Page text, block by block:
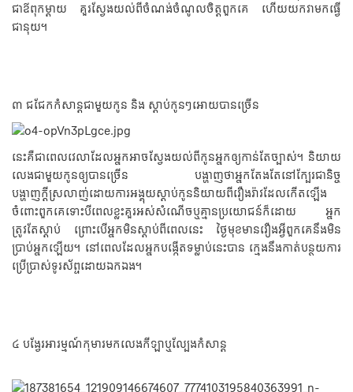
ជាឪពុកម្តាយ គួរស្វែងយល់ពីចំណង់ចំណូលចិត្តពួកគេ ហើយយកវាមកធ្វើ
ជានុយ។
៣ ជជែកកំសាន្តជាមួយកូន និង ស្ដាប់កូនៗអោយបានច្រើន
នេះគឺជាពេលវេលាដែលអ្នកអាចស្វែងយល់ពីកូនអ្នកឲ្យកាន់តែច្បាស់។ និយាយ
លេងជាមួយកូនឲ្យបានច្រើន បង្ហាញថាអ្នកតែងតែនៅក្បែរជានិច្ច
បង្ហាញក្តីស្រលាញ់ដោយការអង្គុយស្តាប់កូននិយាយពីរឿងរ៉ាវដែលកើតឡើង
ចំពោះពួកគេទោះបីពេលខ្លះគួរអស់សំណើចឬគ្មានប្រយោជន៍ក៏ដោយ អ្នក
ត្រូវតែស្តាប់ ព្រោះបើអ្នកមិនស្តាប់ពីពេលនេះ ថ្ងៃមុខមានរឿងអ្វីពួកគេនឹងមិន
ប្រាប់អ្នកឡើយ។ នៅពេលដែលអ្នកបង្កើតទម្លាប់នេះបាន ក្មេងនឹងកាត់បន្ថយការ
ប្រើប្រាស់ទូរស័ព្ទដោយឯកឯង។
៤ បង្វែរអារម្មណ៍កុមារមកលេងកីឡាឬល្បែងកំសាន្ដ